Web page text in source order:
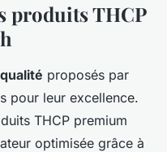
produits THCP
proposés par
pour leur excellence.
THCP premium
optimisée grâce à